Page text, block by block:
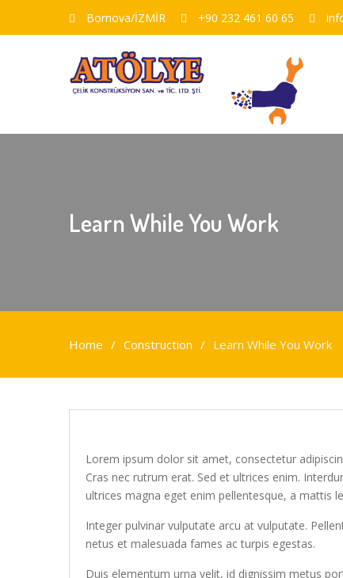
Bornova/İZMİR +90 232 461 60 65
Learn While You Work
Home Construction Learn While You Work
Lorem ipsum dolor sit amet, consectetur
Cras nec rutrum erat. Sed et ultrices enim.
ultrices magna eget enim pellentesque, a mattis
Integer pulvinar vulputate arcu at vulputate.
netus et malesuada fames ac turpis egestas.
Duis elementum urna velit, id dignissim metus